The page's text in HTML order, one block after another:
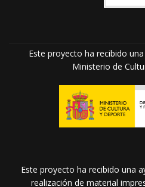
Este proyecto ha recibido
Ministerio de
Este proyecto ha recibido una
realización de material